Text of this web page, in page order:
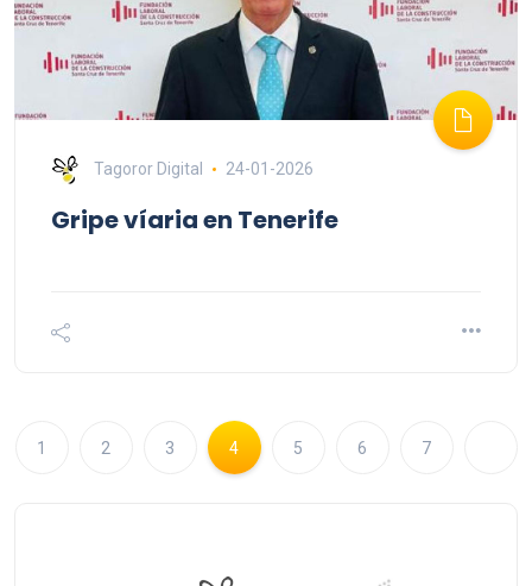
Tagoror Digital 24-01-2026
Gripe víaria en Tenerife
1 2 3 4 5 6 7